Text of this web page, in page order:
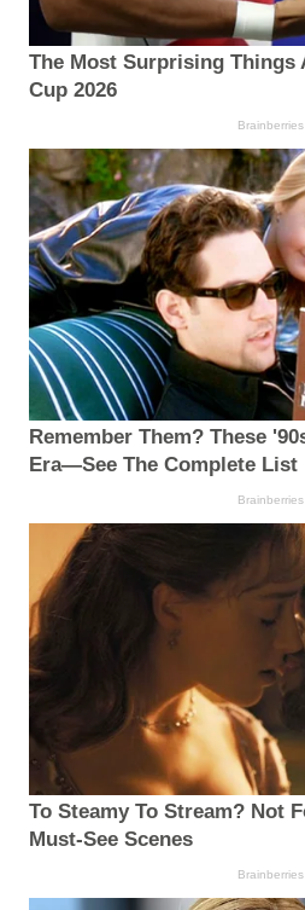
The Most Surprising Things
Cup 2026
Brainberries
Remember Them? These
Era—See The Complete List
Brainberries
To Steamy To Stream? Not
Must-See Scenes
Brainberries